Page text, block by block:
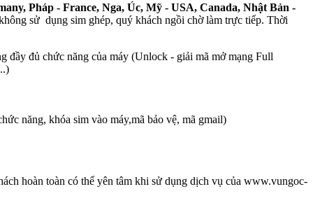
Pháp - France, Nga, Úc, Mỹ - USA, Canada, Nhật Bản -
sử dụng sim ghép, quý khách ngồi chờ làm trực tiếp. Thời
đầy đủ chức năng của máy (Unlock - giải mã mở mạng Full
năng, khóa sim vào máy,mã bảo vệ, mã gmail)
hoàn toàn có thể yên tâm khi sử dụng dịch vụ của www.vungoc-